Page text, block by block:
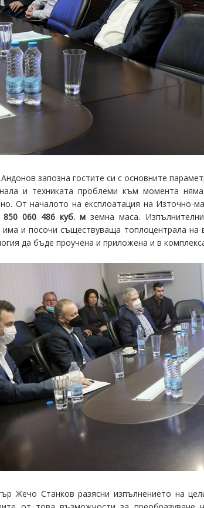
запозна гостите си с основните
и техниката проблеми към момента
От началото на експлоатация на Източно-
850 060 486 куб. мземна маса.
има и посочи съществуваща топлоцентрала
да бъде проучена и приложена и в
Жечо Станков разясни изпълнението на